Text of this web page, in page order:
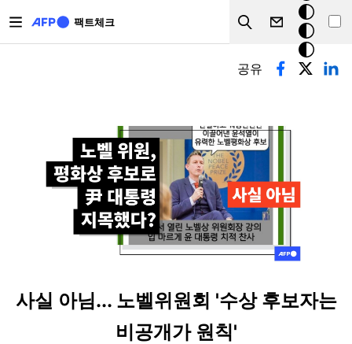
팩트체크
Search
크
모
드
기본탭
공유
사실 아님... 노벨위원회 '수상 후보자는
비공개가 원칙'